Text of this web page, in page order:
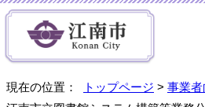
現在の位置： トップページ > 事業